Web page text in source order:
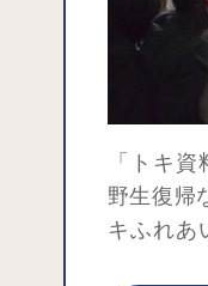
「トキ
野生復帰
キふれあ